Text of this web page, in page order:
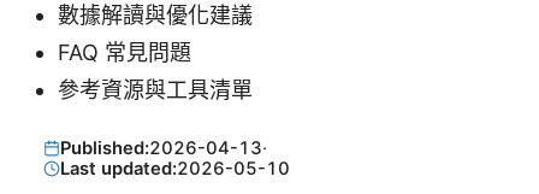
數據解讀與優化建議
FAQ 常見問題
參考資源與工具清單
Published:2026-04-13·
Last updated:2026-05-10